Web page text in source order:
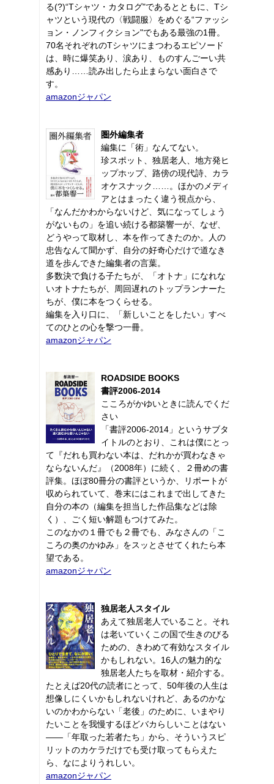
る(?)“Tシャツ・カタログ"であるとともに、Tシ
ャツという現代の〈戦闘服〉をめぐる“ファッシ
ョン・ノンフィクション"でもある最強の1冊。
70名それぞれのTシャツにまつわるエピソード
は、時に爆笑あり、涙あり、ものすんごーい共
感あり……読み出したら止まらない面白さで
す。
amazonジャパン
圏外編集者
編集に「術」なんてない。
珍スポット、独居老人、地方発ヒ
ップホップ、路傍の現代詩、カラ
オケスナック……。ほかのメディ
アとはまったく違う視点から、
「なんだかわからないけど、気になってしょう
がないもの」を追い続ける都築響一が、なぜ、
どうやって取材し、本を作ってきたのか。人の
忠告なんて聞かず、自分の好奇心だけで道なき
道を歩んできた編集者の言葉。
多数決で負ける子たちが、「オトナ」になれな
いオトナたちが、周回遅れのトップランナーた
ちが、僕に本をつくらせる。
編集を入り口に、「新しいことをしたい」すべ
てのひとの心を撃つ一冊。
amazonジャパン
ROADSIDE BOOKS
書評2006-2014
こころがかゆいときに読んでくだ
さい
「書評2006-2014」というサブタ
イトルのとおり、これは僕にとっ
て『だれも買わない本は、だれかが買わなきゃ
ならないんだ』（2008年）に続く、２冊めの書
評集。ほぼ80冊分の書評というか、リポートが
収められていて、巻末にはこれまで出してきた
自分の本の（編集を担当した作品集などは除
く）、ごく短い解題もつけてみた。
このなかの１冊でも２冊でも、みなさんの「こ
ころの奥のかゆみ」をスッとさせてくれたら本
望である。
amazonジャパン
独居老人スタイル
あえて独居老人でいること。それ
は老いていくこの国で生きのびる
ための、きわめて有効なスタイル
かもしれない。16人の魅力的な
独居老人たちを取材・紹介する。
たとえば20代の読者にとって、50年後の人生は
想像しにくいかもしれないけれど、あるのかな
いのかわからない「老後」のために、いまやり
たいことを我慢するほどバカらしいことはない
――「年取った若者たち」から、そういうスピ
リットのカケラだけでも受け取ってもらえた
ら、なによりうれしい。
amazonジャパン